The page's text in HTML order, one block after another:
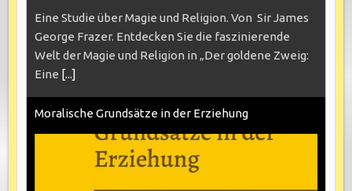
Eine Studie über Magie und Religion. Von Sir James
George Frazer. Entdecken Sie die faszinierende
Welt der Magie und Religion in „Der goldene Zweig:
Eine [...]
Moralische Grundsätze in der Erziehung